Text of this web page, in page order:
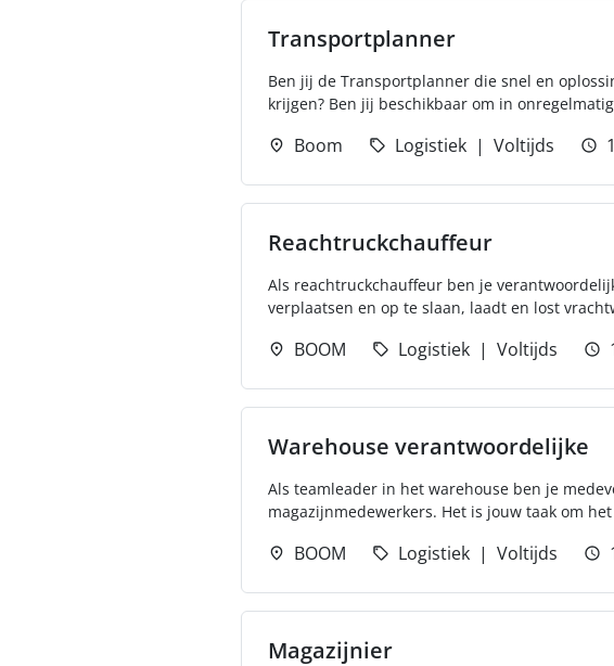
Transportplanner
Ben jij de Transportplanner die snel en
krijgen? Ben jij beschikbaar om in
Boom Logistiek Voltijds
Reachtruckchauffeur
Als reachtruckchauffeur ben je
verplaatsen en op te slaan, laadt en lost
BOOM Logistiek Voltijds
Warehouse verantwoordelijke
Als teamleader in het warehouse ben je
magazijnmedewerkers. Het is jouw taak om
BOOM Logistiek Voltijds
Magazijnier